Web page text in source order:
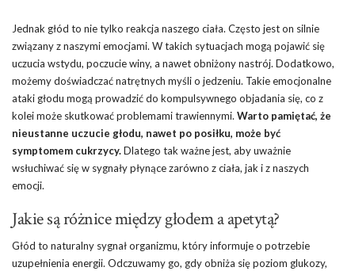
Jednak głód to nie tylko reakcja naszego ciała. Często jest on silnie
związany z naszymi emocjami. W takich sytuacjach mogą pojawić się
uczucia wstydu, poczucie winy, a nawet obniżony nastrój. Dodatkowo,
możemy doświadczać natrętnych myśli o jedzeniu. Takie emocjonalne
ataki głodu mogą prowadzić do kompulsywnego objadania się, co z
kolei może skutkować problemami trawiennymi. Warto pamiętać, że
nieustanne uczucie głodu, nawet po posiłku, może być
symptomem cukrzycy.Dlatego tak ważne jest, aby uważnie
wsłuchiwać się w sygnały płynące zarówno z ciała, jak i z naszych
emocji.
Jakie są różnice między głodem a apetytą?
Głód to naturalny sygnał organizmu, który informuje o potrzebie
uzupełnienia energii. Odczuwamy go, gdy obniża się poziom glukozy,